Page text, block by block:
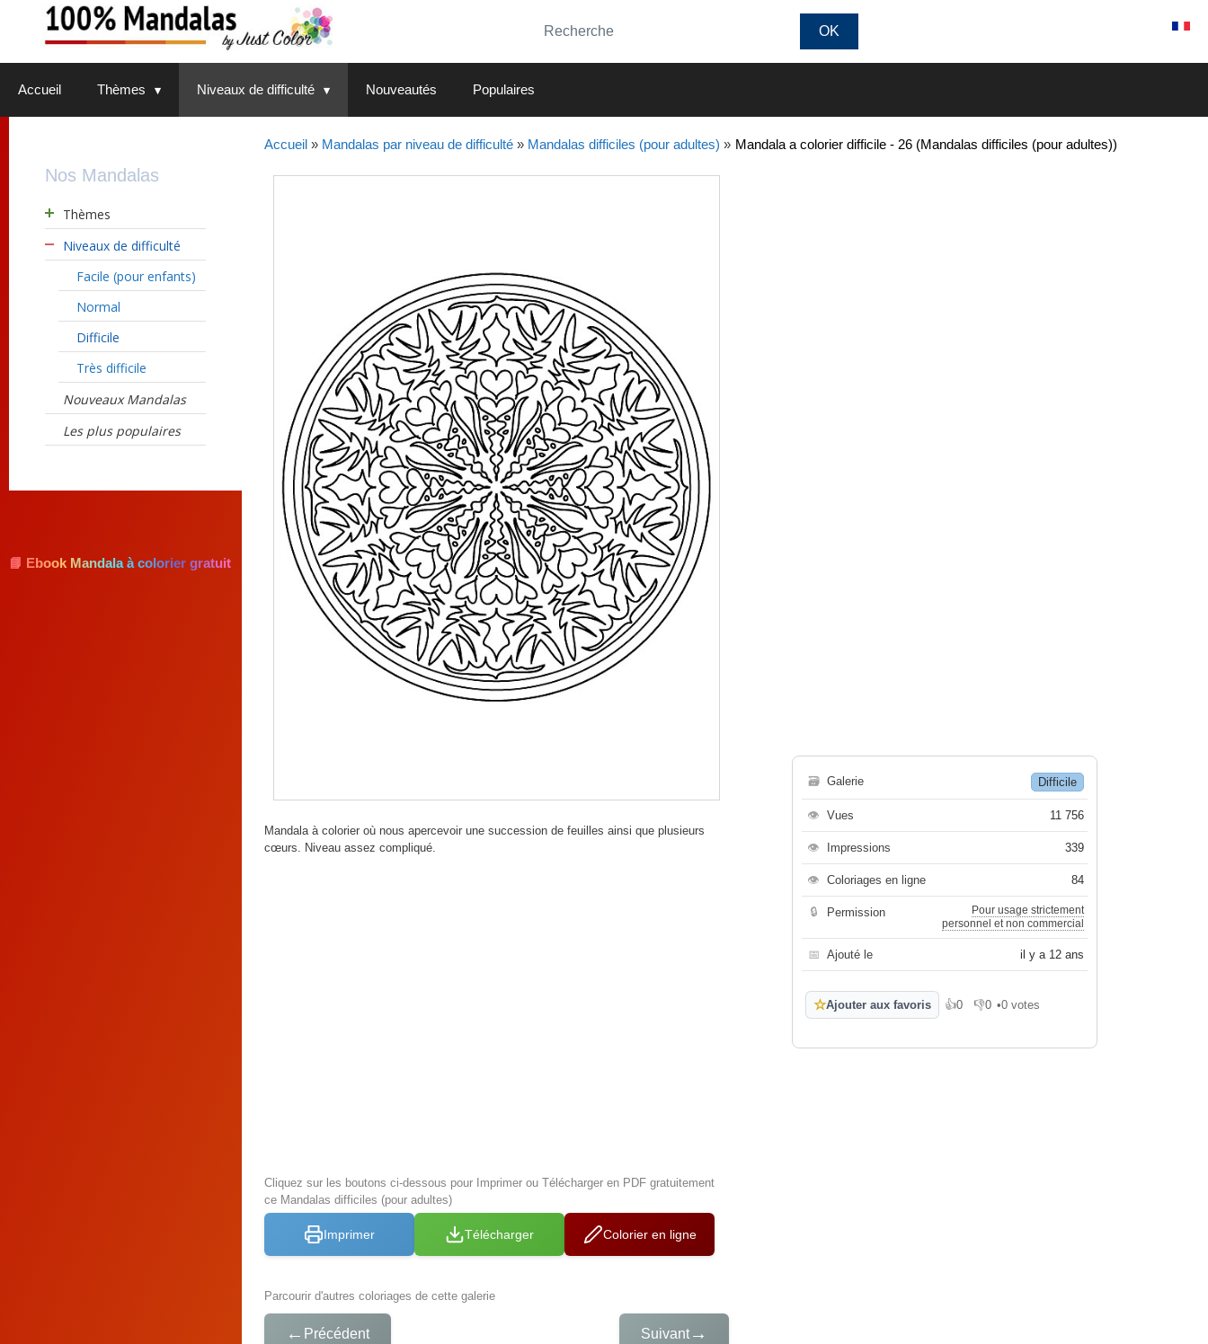
Accueil Thèmes Niveaux de difficulté Nouveautés Populaires
Accueil» Mandalas par niveau de difficulté» Mandalas difficiles (pour adultes) » Mandala a colorier difficile - 26 (Mandalas difficiles (pour adultes))
Mandala à colorier où nous apercevoir une succession de feuilles ainsi que plusieurs
cœurs. Niveau assez compliqué.
Cliquez sur les boutons ci-dessous pour Imprimer ou Télécharger en PDF gratuitement
ce Mandalas difficiles (pour adultes)
Imprimer Télécharger Colorier en ligne
Parcourir d'autres coloriages de cette galerie
← Précédent Suivant→
🗃 Galerie Difficile
👁 Vues 11 756
👁 Impressions 339
👁 Coloriages en ligne 84
🔒 Permission
Pour usage strictement
personnel et non commercial
📅 Ajouté le il y a 12 ans
☆Ajouter aux favoris 👍0
J'aime 👎0
Je n'aime pas
•0 votes
Nos Mandalas
Thèmes
Niveaux de difficulté
Facile (pour enfants)
Normal
Difficile
Très difficile
Nouveaux Mandalas
Les plus populaires
📘 Ebook Mandala à colorier gratuit